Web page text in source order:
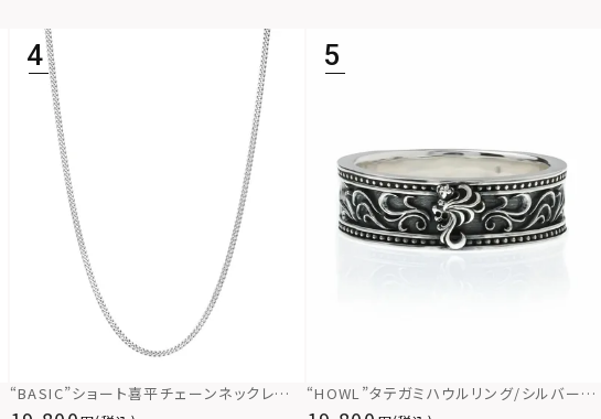
“BASIC”ショート喜平チェーンネックレス
（ミディアム）/シルバー925
“HOWL”タテガミハウルリング/シルバー92
5